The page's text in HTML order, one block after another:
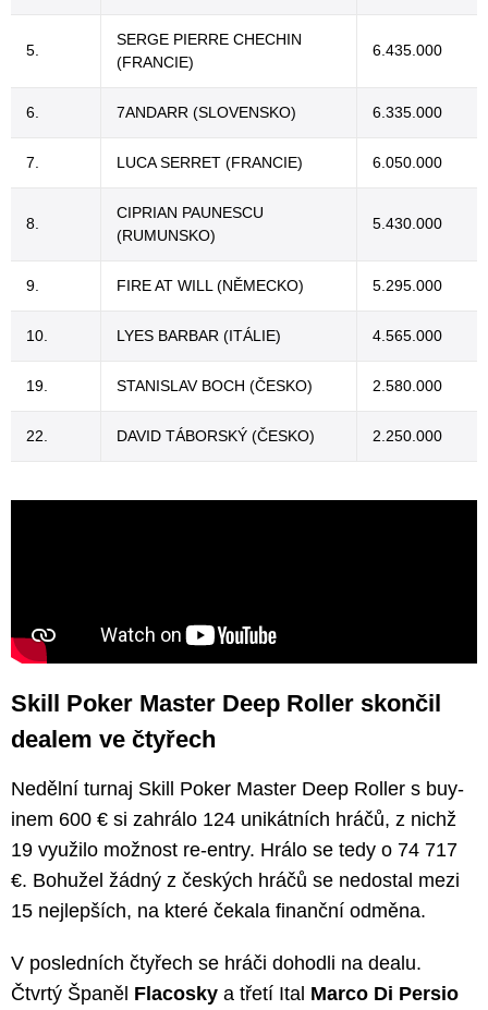
5.
SERGE PIERRE CHECHIN
(FRANCIE)
6.435.000
6. 7ANDARR (SLOVENSKO) 6.335.000
7. LUCA SERRET (FRANCIE) 6.050.000
8.
CIPRIAN PAUNESCU
(RUMUNSKO)
5.430.000
9. FIRE AT WILL (NĚMECKO) 5.295.000
10. LYES BARBAR (ITÁLIE) 4.565.000
19. STANISLAV BOCH (ČESKO) 2.580.000
22. DAVID TÁBORSKÝ (ČESKO) 2.250.000
Skill Poker Master Deep Roller skončil
dealem ve čtyřech
Nedělní turnaj Skill Poker Master Deep Roller s buy-
inem 600 € si zahrálo 124 unikátních hráčů, z nichž
19 využilo možnost re-entry. Hrálo se tedy o 74 717
€. Bohužel žádný z českých hráčů se nedostal mezi
15 nejlepších, na které čekala finanční odměna.
V posledních čtyřech se hráči dohodli na dealu.
Čtvrtý Španěl Flacosky a třetí Ital Marco Di Persio